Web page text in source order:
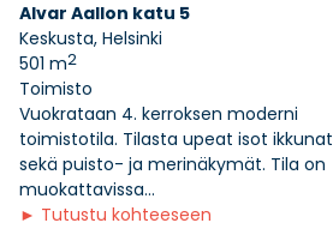
Alvar Aallon katu 5
Keskusta, Helsinki
501 m2
Toimisto
Vuokrataan 4. kerroksen moderni
toimistotila. Tilasta upeat isot ikkunat
sekä puisto- ja merinäkymät. Tila on
muokattavissa...
► Tutustu kohteeseen